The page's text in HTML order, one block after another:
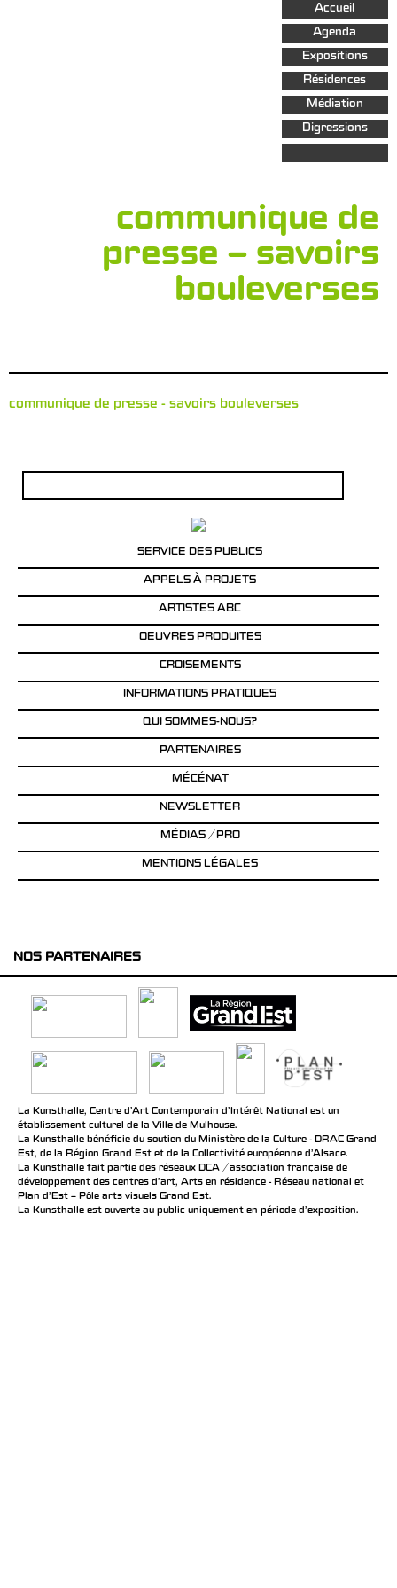
Aller au
contenu
principal
Accueil
Agenda
Expositions
Résidences
Médiation
Digressions
communique de
presse – savoirs
bouleverses
communique de presse - savoirs bouleverses
SERVICE DES PUBLICS
APPELS À PROJETS
ARTISTES ABC
OEUVRES PRODUITES
CROISEMENTS
INFORMATIONS PRATIQUES
QUI SOMMES-NOUS?
PARTENAIRES
MÉCÉNAT
NEWSLETTER
MÉDIAS / PRO
MENTIONS LÉGALES
NOS PARTENAIRES
La Kunsthalle, Centre d’Art Contemporain d’Intérêt National est un
établissement culturel de la Ville de Mulhouse.
La Kunsthalle bénéficie du soutien du Ministère de la Culture - DRAC Grand
Est, de la Région Grand Est et de la Collectivité européenne d’Alsace.
La Kunsthalle fait partie des réseaux DCA / association française de
développement des centres d'art, Arts en résidence - Réseau national et
Plan d’Est – Pôle arts visuels Grand Est.
La Kunsthalle est ouverte au public uniquement en période d'exposition.